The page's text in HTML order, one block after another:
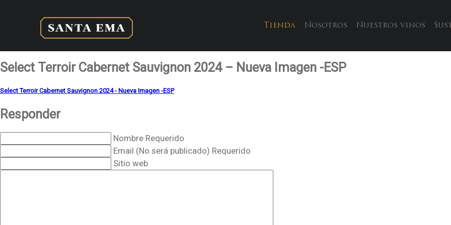
Tienda Nosotros Nuestros vinos
Select Terroir Cabernet Sauvignon 2024 – Nueva Imagen -ESP
Select Terroir Cabernet Sauvignon 2024 - Nueva Imagen -ESP
Responder
Nombre Requerido
Email (No será publicado) Requerido
Sitio web